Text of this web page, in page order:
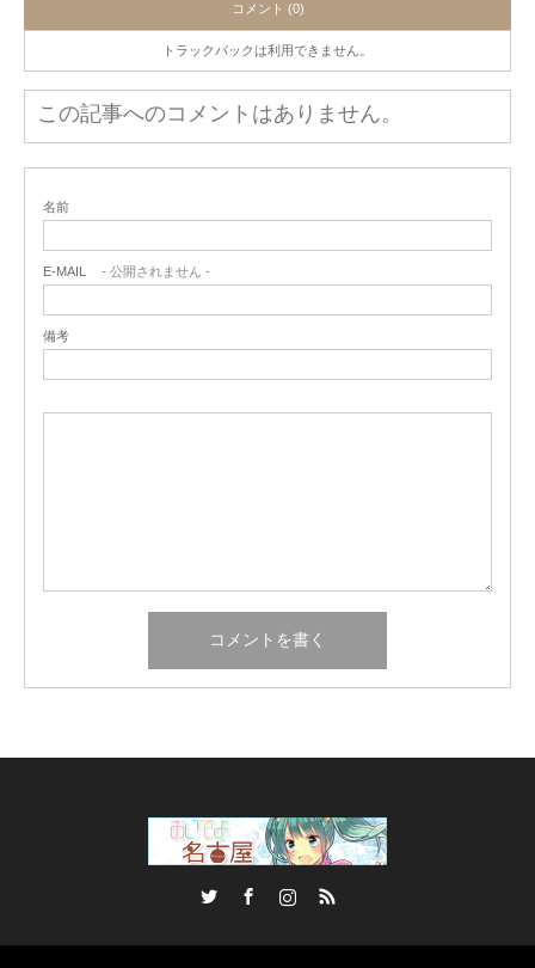
コメント (0)
トラックバックは利用できません。
この記事へのコメントはありません。
名前
E-MAIL - 公開されません -
備考
RSS